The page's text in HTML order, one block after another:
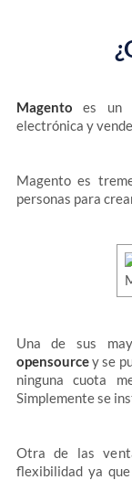
Magento es un
electrónica y
Magento es
personas para
Una de sus
opensourcey se
ninguna cuota
Simplemente se
Otra de las
flexibilidad ya